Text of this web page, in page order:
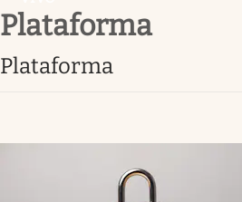
Infotechnology
Plataforma
Plataforma